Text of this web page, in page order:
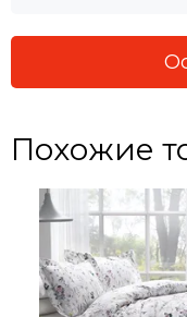
Похожие